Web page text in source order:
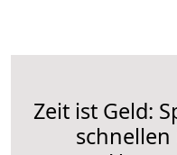
Zeit ist Geld: